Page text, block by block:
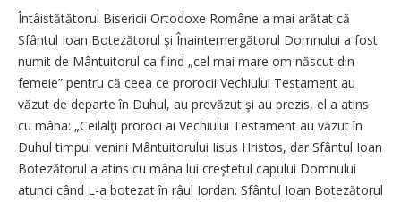
Întâistătătorul Bisericii Ortodoxe Române a mai arătat că
Sfântul Ioan Botezătorul şi Înaintemergătorul Domnului a fost
numit de Mântuitorul ca fiind „cel mai mare om născut din
femeie” pentru că ceea ce prorocii Vechiului Testament au
văzut de departe în Duhul, au prevăzut şi au prezis, el a atins
cu mâna: „Ceilalţi proroci ai Vechiului Testament au văzut în
Duhul timpul venirii Mântuitorului Iisus Hristos, dar Sfântul Ioan
Botezătorul a atins cu mâna lui creştetul capului Domnului
atunci când L-a botezat în râul Iordan. Sfântul Ioan Botezătorul